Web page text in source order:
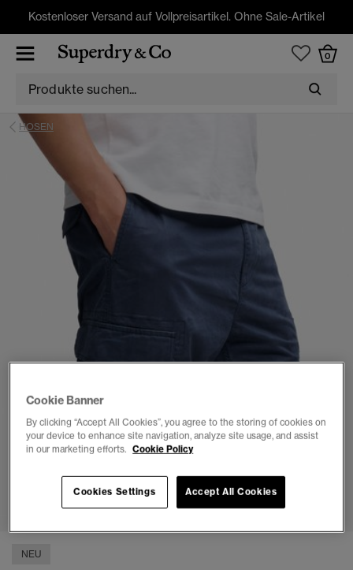
Kostenloser Versand auf Vollpreisartikel. Ohne Sale-Artikel
0
HOSEN
1 2 4 5 6
NEU
Cookie Banner
By clicking “Accept All Cookies”, you agree to the storing of cookies on
your device to enhance site navigation, analyze site usage, and assist
in our marketing efforts. Cookie Policy
Accept All Cookies
Cookies Settings